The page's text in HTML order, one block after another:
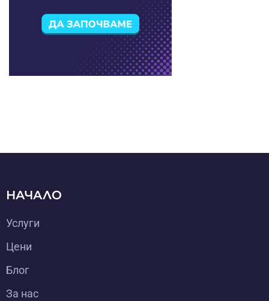
НАЧАЛО
Услуги
Цени
Блог
За нас